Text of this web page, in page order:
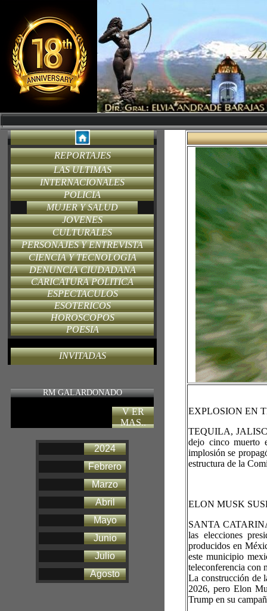
REPORTAJES
LAS ULTIMAS
INTERNACIONALES
POLICIA
MUJER Y SALUD
JOVENES
CULTURALES
PERSONAJES Y ENTREVISTA
CIENCIA Y TECNOLOGIA
DENUNCIA CIUDADANA
CARICATURA POLITICA
ESPECTACULOS
ESOTERICOS
HOROSCOPOS
POESIA
INVITADAS
RM GALARDONADO
V ER
MAS..
2024
Febrero
Marzo
Abril
Mayo
Junio
Julio
Agosto
EXPLOSION EN
TEQUILA,
dejo cinco muerto
implosión se
estructura de la
ELON MUSK
SANTA
las elecciones
producidos en
este municipio
teleconferencia con
La construcción de
2026, pero Elon
Trump en su